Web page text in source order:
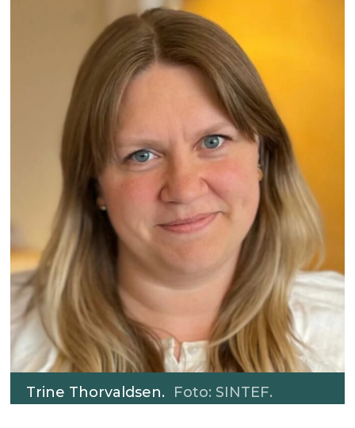
Trine Thorvaldsen. Foto: SINTEF.